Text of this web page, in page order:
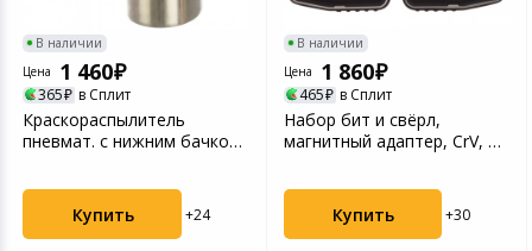
В наличии
Цена
1 460
365 в Сплит
Краскораспылитель
пневмат. с нижним бачком
Купить +24
В наличии
Цена
1 860
465 в Сплит
Набор бит и свёрл,
магнитный адаптер, CrV, в
Купить +30